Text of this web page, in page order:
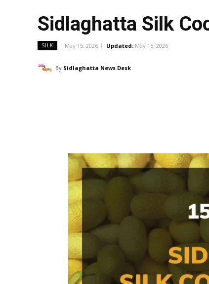
Sidlaghatta Silk
SILK May 15, 2026 Updated: May 15, 2026
By Sidlaghatta News Desk